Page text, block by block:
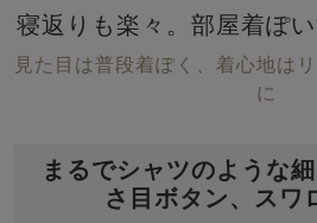
寝返りも楽々。部屋着ぽ
見た目は普段着ぽく、着心地は
に
まるでシャツのような
さ目ボタン、スワ